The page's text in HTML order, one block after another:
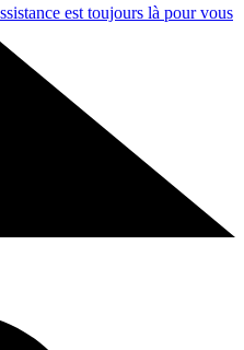
est toujours là pour vous